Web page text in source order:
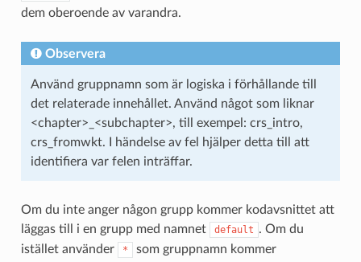
dem oberoende av varandra.
Observera
Använd gruppnamn som är logiska i förhållande till
det relaterade innehållet. Använd något som liknar
<chapter>_<subchapter>, till exempel: crs_intro,
crs_fromwkt. I händelse av fel hjälper detta till att
identifiera var felen inträffar.
Om du inte anger någon grupp kommer kodavsnittet att
läggas till i en grupp med namnet
default . Om du
istället använder
*
som gruppnamn kommer